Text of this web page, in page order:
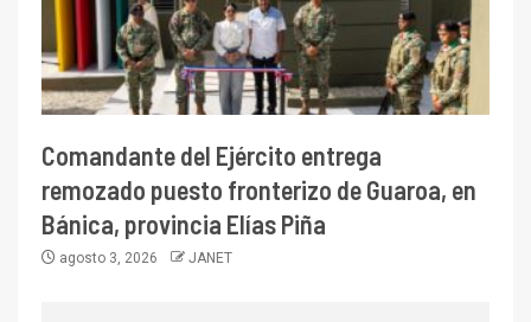
Comandante del Ejército entrega
remozado puesto fronterizo de Guaroa, en
Bánica, provincia Elías Piña
agosto 3, 2026 JANET